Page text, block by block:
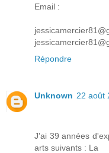
Email :
Répondre
Unknown 22 août
J'ai 39 années
arts suivants : La